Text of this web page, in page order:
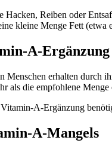
Hacken, Reiben oder
kleine Menge Fett (etwa
A-Ergänzung
Menschen erhalten durch
als die empfohlene
A-Ergänzung
A-Mangels